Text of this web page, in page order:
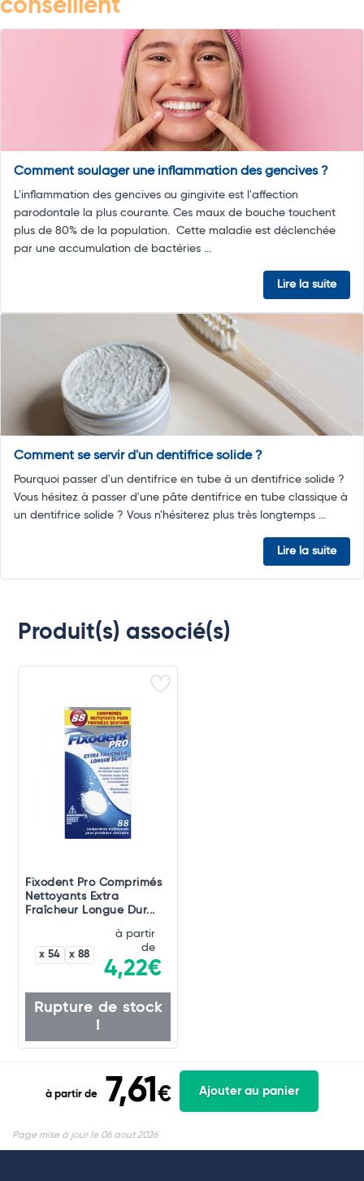
conseillent
Comment soulager une inflammation des gencives ?
L'inflammation des gencives ou gingivite est l'affection
parodontale la plus courante. Ces maux de bouche touchent
plus de 80% de la population. Cette maladie est déclenchée
par une accumulation de bactéries ...
Lire la suite
Comment se servir d'un dentifrice solide ?
Pourquoi passer d'un dentifrice en tube à un dentifrice solide ?
Vous hésitez à passer d'une pâte dentifrice en tube classique à
un dentifrice solide ? Vous n'hésiterez plus très longtemps ...
Lire la suite
Produit(s) associé(s)
Fixodent Pro Comprimés
Nettoyants Extra
Fraîcheur Longue Dur...
x 54 x 88
à partir
de
4,22€
Rupture de stock
!
à partir de 7,61 € Ajouter au panier
Page mise à jour le 06 aout 2026